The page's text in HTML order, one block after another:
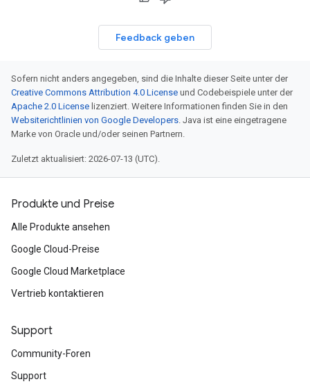
Feedback geben
Sofern nicht anders angegeben, sind die Inhalte dieser Seite unter der
Creative Commons Attribution 4.0 License und Codebeispiele unter der
Apache 2.0 License lizenziert. Weitere Informationen finden Sie in den
Websiterichtlinien von Google Developers. Java ist eine eingetragene
Marke von Oracle und/oder seinen Partnern.
Zuletzt aktualisiert: 2026-07-13 (UTC).
Produkte und Preise
Alle Produkte ansehen
Google Cloud-Preise
Google Cloud Marketplace
Vertrieb kontaktieren
Support
Community-Foren
Support